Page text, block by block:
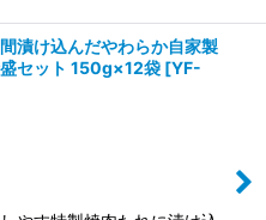
漬け込んだやわらか自家製
セット 150g×12袋 [YF-